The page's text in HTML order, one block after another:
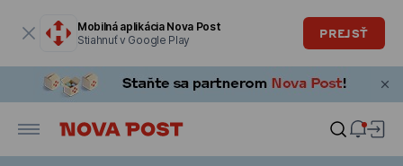
Mobilná aplikácia Nova Post
Stiahnuť v Google Play
PREJSŤ